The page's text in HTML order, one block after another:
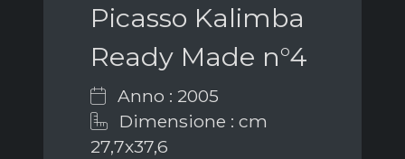
Picasso Kalimba
Ready Made n°4
Anno : 2005
Dimensione : cm
27,7x37,6